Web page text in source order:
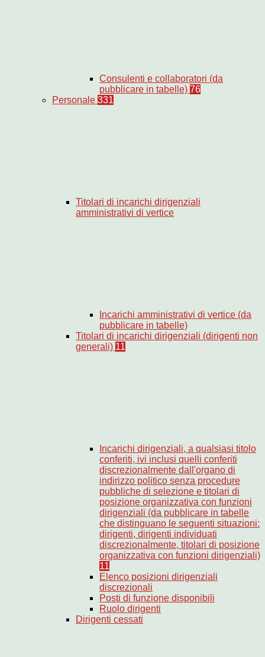
Consulenti e collaboratori (da
pubblicare in tabelle) 76
Personale 331
Titolari di incarichi dirigenziali
amministrativi di vertice
Incarichi amministrativi di vertice (da
pubblicare in tabelle)
Titolari di incarichi dirigenziali (dirigenti non
generali) 11
Incarichi dirigenziali, a qualsiasi titolo
conferiti, ivi inclusi quelli conferiti
discrezionalmente dall'organo di
indirizzo politico senza procedure
pubbliche di selezione e titolari di
posizione organizzativa con funzioni
dirigenziali (da pubblicare in tabelle
che distinguano le seguenti situazioni:
dirigenti, dirigenti individuati
discrezionalmente, titolari di posizione
organizzativa con funzioni dirigenziali)
11
Elenco posizioni dirigenziali
discrezionali
Posti di funzione disponibili
Ruolo dirigenti
Dirigenti cessati